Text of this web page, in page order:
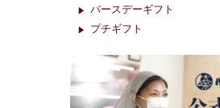
バースデーギフト
プチギフト